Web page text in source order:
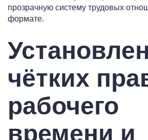
прозрачную систему трудовых
формате.
чётких
рабочего
времени и